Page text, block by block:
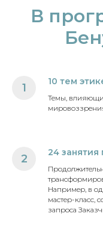
В
1 10 тем
Темы,
2 24 занятия
Например, в
мастер-класс,
запроса